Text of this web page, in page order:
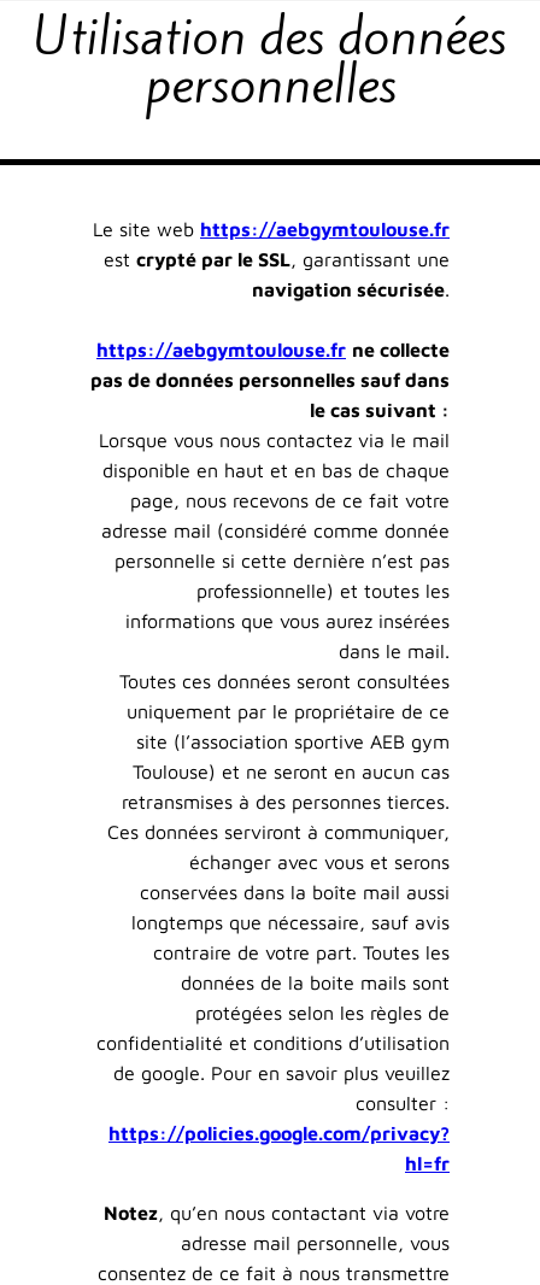
Utilisation des données
personnelles
Le site web https://aebgymtoulouse.fr
est crypté par le SSL, garantissant une
navigation sécurisée.
https://aebgymtoulouse.fr ne collecte
pas de données personnelles sauf dans
le cas suivant :
Lorsque vous nous contactez via le mail
disponible en haut et en bas de chaque
page, nous recevons de ce fait votre
adresse mail (considéré comme donnée
personnelle si cette dernière n’est pas
professionnelle) et toutes les
informations que vous aurez insérées
dans le mail.
Toutes ces données seront consultées
uniquement par le propriétaire de ce
site (l’association sportive AEB gym
Toulouse) et ne seront en aucun cas
retransmises à des personnes tierces.
Ces données serviront à communiquer,
échanger avec vous et serons
conservées dans la boîte mail aussi
longtemps que nécessaire, sauf avis
contraire de votre part. Toutes les
données de la boite mails sont
protégées selon les règles de
confidentialité et conditions d’utilisation
de google. Pour en savoir plus veuillez
consulter :
https://policies.google.com/privacy?
hl=fr
Notez, qu’en nous contactant via votre
adresse mail personnelle, vous
consentez de ce fait à nous transmettre